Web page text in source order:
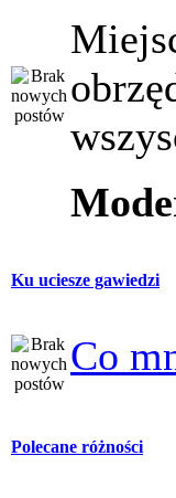
Ku uciesze gawiedzi
Co
Polecane różności